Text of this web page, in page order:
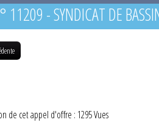
11209 - SYNDICAT DE
de cet appel d'offre : 1295 Vues